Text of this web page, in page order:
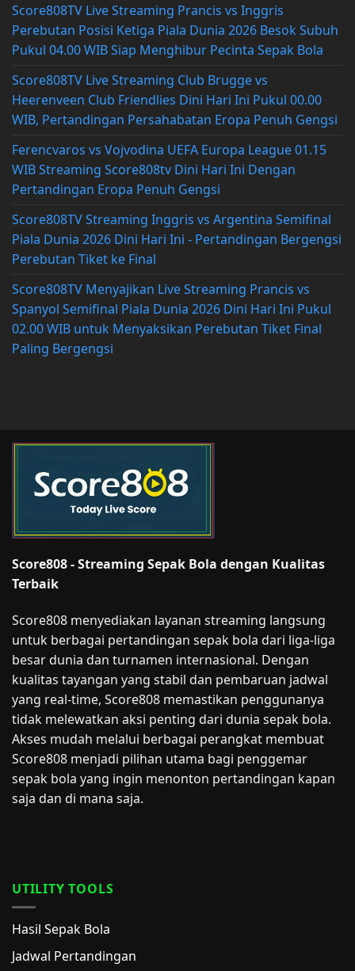
Score808TV Live Streaming Prancis vs Inggris
Perebutan Posisi Ketiga Piala Dunia 2026 Besok Subuh
Pukul 04.00 WIB Siap Menghibur Pecinta Sepak Bola
Score808TV Live Streaming Club Brugge vs
Heerenveen Club Friendlies Dini Hari Ini Pukul 00.00
WIB, Pertandingan Persahabatan Eropa Penuh Gengsi
Ferencvaros vs Vojvodina UEFA Europa League 01.15
WIB Streaming Score808tv Dini Hari Ini Dengan
Pertandingan Eropa Penuh Gengsi
Score808TV Streaming Inggris vs Argentina Semifinal
Piala Dunia 2026 Dini Hari Ini - Pertandingan Bergengsi
Perebutan Tiket ke Final
Score808TV Menyajikan Live Streaming Prancis vs
Spanyol Semifinal Piala Dunia 2026 Dini Hari Ini Pukul
02.00 WIB untuk Menyaksikan Perebutan Tiket Final
Paling Bergengsi
Score808 - Streaming Sepak Bola dengan Kualitas
Terbaik
Score808 menyediakan layanan streaming langsung
untuk berbagai pertandingan sepak bola dari liga-liga
besar dunia dan turnamen internasional. Dengan
kualitas tayangan yang stabil dan pembaruan jadwal
yang real-time, Score808 memastikan penggunanya
tidak melewatkan aksi penting dari dunia sepak bola.
Akses mudah melalui berbagai perangkat membuat
Score808 menjadi pilihan utama bagi penggemar
sepak bola yang ingin menonton pertandingan kapan
saja dan di mana saja.
UTILITY TOOLS
Hasil Sepak Bola
Jadwal Pertandingan